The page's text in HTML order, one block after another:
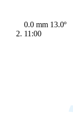
0.0 mm 13.0º
11:00